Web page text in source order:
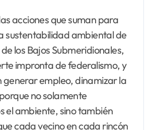
acciones que suman para
sustentabilidad ambiental de
los Bajos Submeridionales,
impronta de federalismo, y
generar empleo, dinamizar la
no solamente
el ambiente, sino también
cada vecino en cada rincón